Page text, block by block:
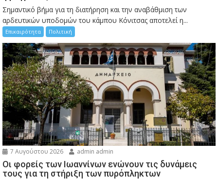
Σημαντικό βήμα για τη διατήρηση και την αναβάθμιση των
αρδευτικών υποδομών του κάμπου Κόνιτσας αποτελεί η...
Επικαιρότητα Πολιτική
7 Αυγούστου 2026 admin admin
Οι φορείς των Ιωαννίνων ενώνουν τις δυνάμεις
τους για τη στήριξη των πυρόπληκτων